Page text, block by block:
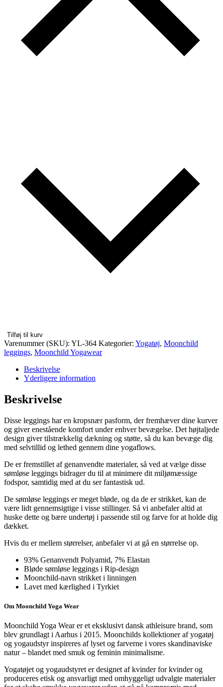
Tilføj til kurv
Varenummer (SKU): YL-364 Kategorier: Yogatøj, Moonchild
leggings, Moonchild Yogawear
Beskrivelse
Yderligere information
Beskrivelse
Disse leggings har en kropsnær pasform, der fremhæver dine kurver
og giver enestående komfort under enhver bevægelse. Det højtaljede
design giver tilstrækkelig dækning og støtte, så du kan bevæge dig
med selvtillid og lethed gennem dine yogaflows.
De er fremstillet af genanvendte materialer, så ved at vælge disse
sømløse leggings bidrager du til at minimere dit miljømæssige
fodspor, samtidig med at du ser fantastisk ud.
De sømløse leggings er meget bløde, og da de er strikket, kan de
være lidt gennemsigtige i visse stillinger. Så vi anbefaler altid at
huske dette og bære undertøj i passende stil og farve for at holde dig
dækket.
Hvis du er mellem størrelser, anbefaler vi at gå en størrelse op.
93% Genanvendt Polyamid, 7% Elastan
Bløde sømløse leggings i Rip-design
Moonchild-navn strikket i linningen
Lavet med kærlighed i Tyrkiet
Om Moonchild Yoga Wear
Moonchild Yoga Wear er et eksklusivt dansk athleisure brand, som
blev grundlagt i Aarhus i 2015. Moonchilds kollektioner af yogatøj
og yogaudstyr inspireres af lyset og farverne i vores skandinaviske
natur – blandet med smuk og feminin minimalisme.
Yogatøjet og yogaudstyret er designet af kvinder for kvinder og
produceres etisk og ansvarligt med omhyggeligt udvalgte materialer